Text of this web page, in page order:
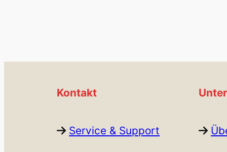
Kontakt
Service & Support